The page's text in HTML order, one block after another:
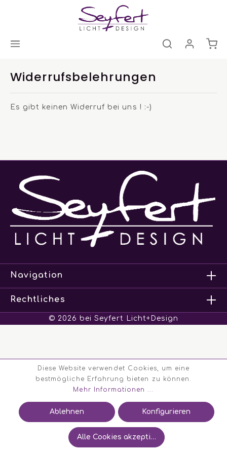
Widerrufsbelehrungen
Es gibt keinen Widerruf bei uns ! :-)
Navigation
Rechtliches
© 2026 bei Seyfert Licht+Design
Diese Website verwendet Cookies, um eine
bestmögliche Erfahrung bieten zu können.
Mehr Informationen ...
Ablehnen Konfigurieren
Alle Cookies akzeptieren